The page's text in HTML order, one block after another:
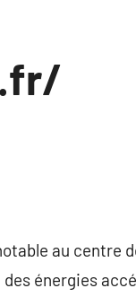
au centre
énergies